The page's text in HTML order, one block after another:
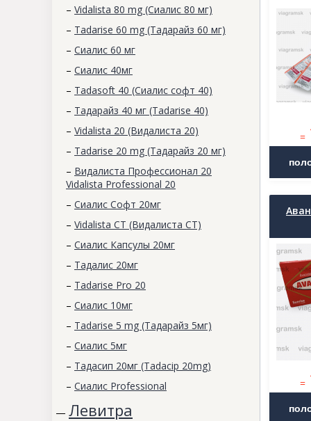
– Vidalista 80 mg (Сиалис 80 мг)
– Tadarise 60 mg (Тадарайз 60 мг)
– Сиалис 60 мг
– Cиалис 40мг
– Tadasoft 40 (Сиалис софт 40)
– Тадарайз 40 мг (Tadarise 40)
– Vidalista 20 (Видалиста 20)
– Tadarise 20 mg (Тадарайз 20 мг)
– Видалиста Профессионал 20
Vidalista Professional 20
– Сиалис Софт 20мг
– Vidalista CT (Видалиста СТ)
– Сиалис Капсулы 20мг
– Тадалис 20мг
– Tadarise Pro 20
– Сиалис 10мг
– Tadarise 5 mg (Тадарайз 5мг)
– Сиалис 5мг
– Тадасип 20мг (Tadacip 20mg)
– Сиалис Professional
— Левитра
=
=